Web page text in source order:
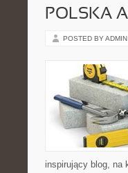
POLSKA
POSTED BY ADMIN
inspirujący blog, na